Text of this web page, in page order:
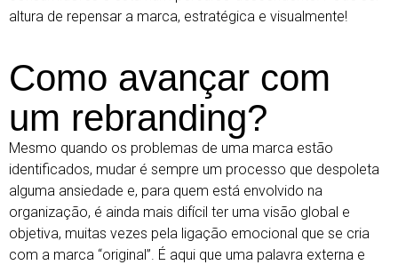
altura de repensar a marca, estratégica e visualmente!
Como avançar com
um rebranding?
Mesmo quando os problemas de uma marca estão
identificados, mudar é sempre um processo que despoleta
alguma ansiedade e, para quem está envolvido na
organização, é ainda mais difícil ter uma visão global e
objetiva, muitas vezes pela ligação emocional que se cria
com a marca “original”. É aqui que uma palavra externa e